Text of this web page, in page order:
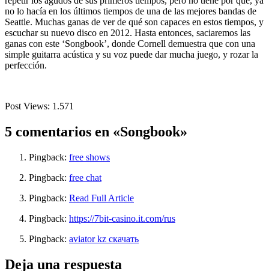
no lo hacía en los últimos tiempos de una de las mejores bandas de
Seattle. Muchas ganas de ver de qué son capaces en estos tiempos, y
escuchar su nuevo disco en 2012. Hasta entonces, saciaremos las
ganas con este ‘Songbook’, donde Cornell demuestra que con una
simple guitarra acústica y su voz puede dar mucha juego, y rozar la
perfección.
Post Views: 1.571
5 comentarios en «Songbook»
Pingback: free shows
Pingback: free chat
Pingback: Read Full Article
Pingback: https://7bit-casino.it.com/rus
Pingback: aviator kz скачать
Deja una respuesta